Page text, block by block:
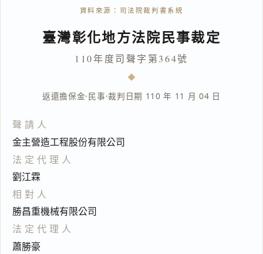
資料來源：司法院裁判書系統
臺灣彰化地方法院民事裁定
110年度司聲字第364號
返還擔保金·民事·裁判日期 110 年 11 月 04 日
聲請人
金主營造工程股份有限公司
法定代理人
劉江霖
相對人
勝昌重機械有限公司
法定代理人
蕭勝豪